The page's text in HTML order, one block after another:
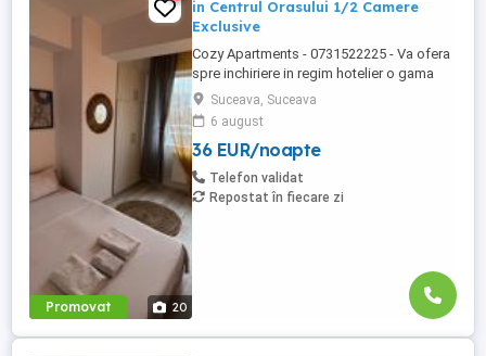
Promovat 20
in Centrul Orasului 1/2 Camere
Exclusive
Cozy Apartments - 0731522225 - Va ofera
spre inchiriere in regim hotelier o gama
variata de apartamente si garsoniere
situate in puncte cheie ale orasului
Suceava: Bulevardul George Enescu. In
centrul Orasului pe Esplanada langa
McDonald's. Bulevardul 1 Mai Obcini
Zamca Burdujeni Ipotesti Pentru ...
Suceava, Suceava
6 august
36 EUR/noapte
Telefon validat
Repostat în fiecare zi